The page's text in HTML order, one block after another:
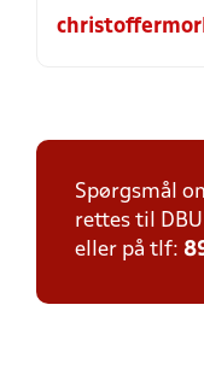
Spørgsmål
rettes til
eller på tlf: